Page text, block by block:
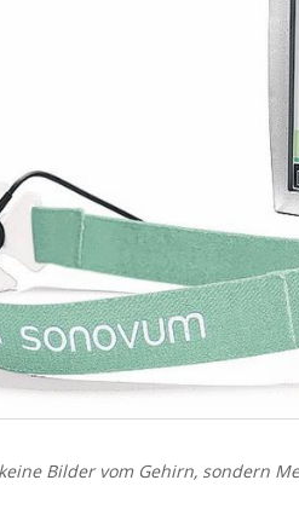
Bilder vom Gehirn, sondern